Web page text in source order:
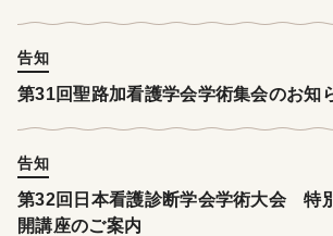
告知
第31回聖路加看護学会学術集会のお知
告知
第32回日本看護診断学会学術大会
開講座のご案内